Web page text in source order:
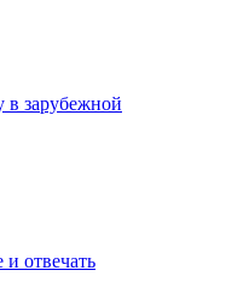
в зарубежной
отвечать